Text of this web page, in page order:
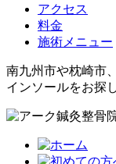
アクセス
料金
施術メニュー
南九州市や枕崎市
インソールをお探